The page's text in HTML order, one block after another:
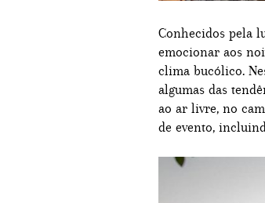
Conhecidos pela
emocionar aos
clima bucólico.
algumas das
ao ar livre, no
de evento,